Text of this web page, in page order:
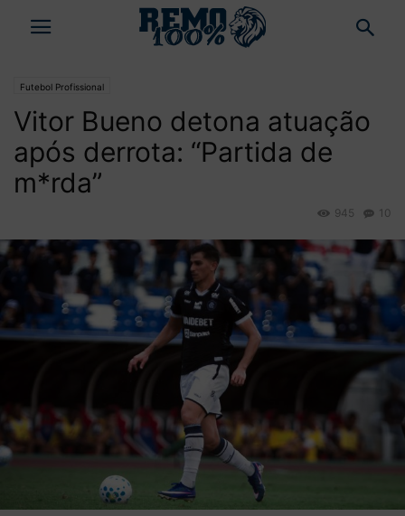
Futebol Profissional
Vitor Bueno detona atuação
após derrota: “Partida de
m*rda”
10
945